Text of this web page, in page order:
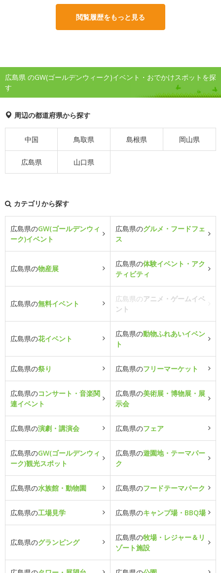
閲覧履歴をもっと見る
広島県 のGW(ゴールデンウィーク)イベント・おでかけスポットを探
す
周辺の都道府県から探す
中国 鳥取県 島根県 岡山県
広島県 山口県
カテゴリから探す
広島県のGW(ゴールデンウィ
ーク)イベント
広島県のグルメ・フードフェ
ス
広島県の物産展
広島県の体験イベント・アク
ティビティ
広島県の無料イベント
広島県のアニメ・ゲームイベ
ント
広島県の花イベント
広島県の動物ふれあいイベン
ト
広島県の祭り 広島県のフリーマーケット
広島県のコンサート・音楽関
連イベント
広島県の美術展・博物展・展
示会
広島県の演劇・講演会 広島県のフェア
広島県のGW(ゴールデンウィ
ーク)観光スポット
広島県の遊園地・テーマパー
ク
広島県の水族館・動物園 広島県のフードテーマパーク
広島県の工場見学 広島県のキャンプ場・BBQ場
広島県のグランピング
広島県の牧場・レジャー＆リ
ゾート施設